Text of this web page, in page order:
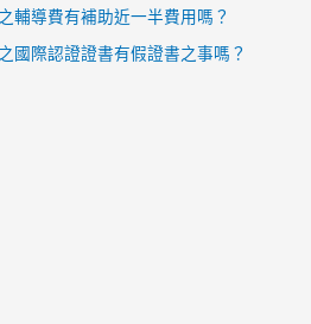
輔導費有補助近一半費用嗎？
國際認證證書有假證書之事嗎？